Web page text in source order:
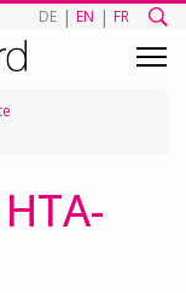
DE | EN | FR